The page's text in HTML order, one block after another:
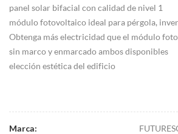
panel solar bifacial con calidad de nivel 1
módulo fotovoltaico ideal para pérgola,
Obtenga más electricidad que el módulo
sin marco y enmarcado ambos disponibles
elección estética del edificio
Marca: